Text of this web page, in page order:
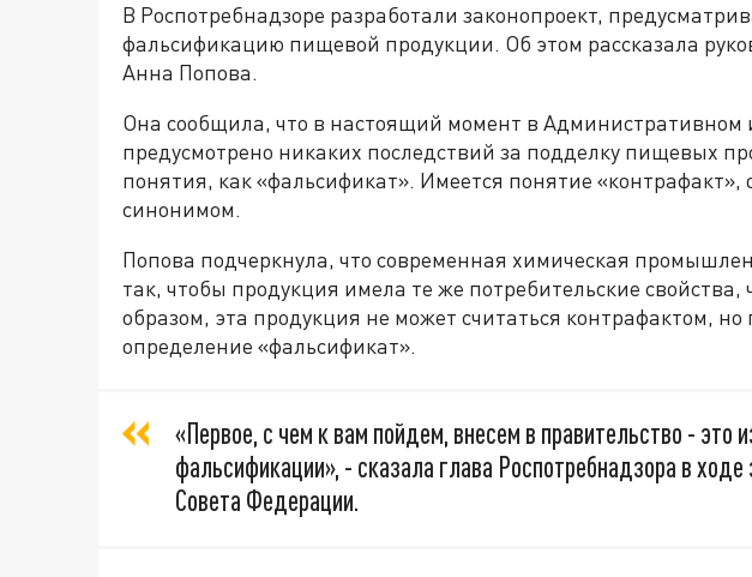
В Роспотребнадзоре разработали законопроект,
фальсификацию пищевой продукции. Об этом рассказала
Анна Попова.
Она сообщила, что в настоящий момент в Административном
предусмотрено никаких последствий за подделку пищевых
понятия, как «фальсификат». Имеется понятие «контрафакт»,
синонимом.
Попова подчеркнула, что современная химическая
так, чтобы продукция имела те же потребительские
образом, эта продукция не может считаться контрафактом,
определение «фальсификат».
«Первое, с чем к вам пойдем, внесем в правительство - это
фальсификации», - сказала глава Роспотребнадзора в
Совета Федерации.